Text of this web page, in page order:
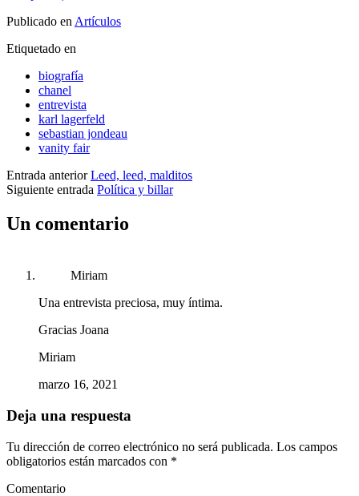
Publicado enArtículos
Etiquetado en
biografía
chanel
entrevista
karl lagerfeld
sebastian jondeau
vanity fair
Entrada anterior Leed, leed, malditos
Siguiente entrada Política y billar
Un comentario
Miriam
Una entrevista preciosa, muy íntima.
Gracias Joana
Miriam
marzo 16, 2021
Deja una respuesta
Tu dirección de correo electrónico no será publicada. Los campos
obligatorios están marcados con *
Comentario